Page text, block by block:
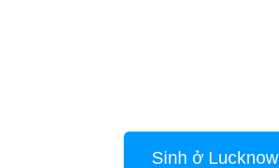
Sinh ở Lucknow